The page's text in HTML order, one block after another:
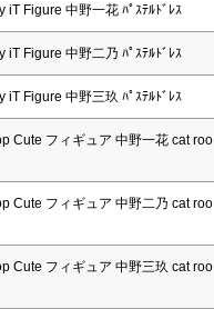
iT Figure 中野一花 ﾊﾟｽﾃﾙﾄﾞﾚｽ
iT Figure 中野二乃 ﾊﾟｽﾃﾙﾄﾞﾚｽ
iT Figure 中野三玖 ﾊﾟｽﾃﾙﾄﾞﾚｽ
Cute フィギュア 中野一花 cat roo
Cute フィギュア 中野二乃 cat roo
Cute フィギュア 中野三玖 cat roo